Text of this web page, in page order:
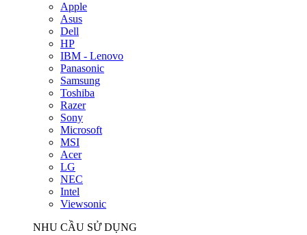
Apple
Asus
Dell
HP
IBM - Lenovo
Panasonic
Samsung
Toshiba
Razer
Sony
Microsoft
MSI
Acer
LG
NEC
Intel
Viewsonic
NHU CẦU SỬ DỤNG